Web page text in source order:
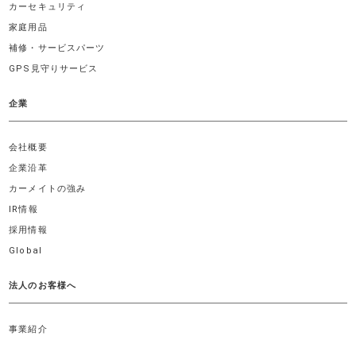
カーセキュリティ
家庭用品
補修・サービスパーツ
GPS見守りサービス
企業
会社概要
企業沿革
カーメイトの強み
IR情報
採用情報
Global
法人のお客様へ
事業紹介